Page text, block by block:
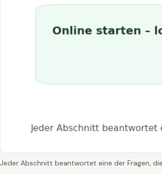
Jeder Abschnitt beantwortet eine der Fragen,